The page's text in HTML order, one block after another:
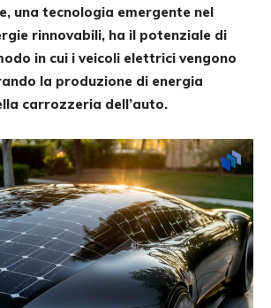
una tecnologia emergente nel
rinnovabili, ha il potenziale di
in cui i veicoli elettrici vengono
la produzione di energia
carrozzeria dell’auto.